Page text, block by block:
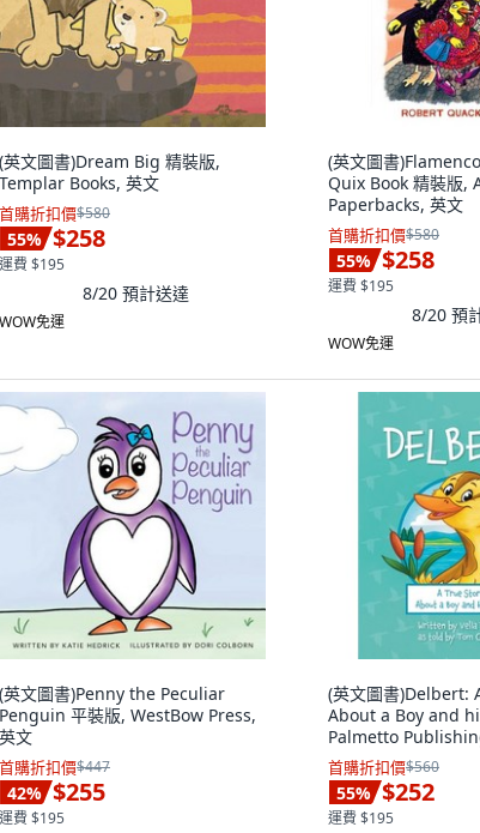
(英文圖書)Dream Big 精裝版,
Templar Books, 英文
首購折扣價$580
55% $258
運費 $195
8/20 預計送達
WOW免運
(英文圖書
Quix Book 精裝版,
Paperbacks, 英文
首購折扣價$580
55% $258
運費 $195
8/20 預
WOW免運
(英文圖書)Penny the Peculiar
Penguin 平裝版, WestBow Press,
英文
首購折扣價$447
42% $255
運費 $195
(英文圖書)Delbert:
About a Boy and
Palmetto
首購折扣價$560
55% $252
運費 $195